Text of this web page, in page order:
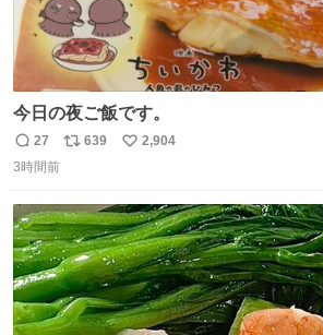
今日の夜ご飯です。
返
信
27
リ
ト
数
639
い
数
2,904
3時間前